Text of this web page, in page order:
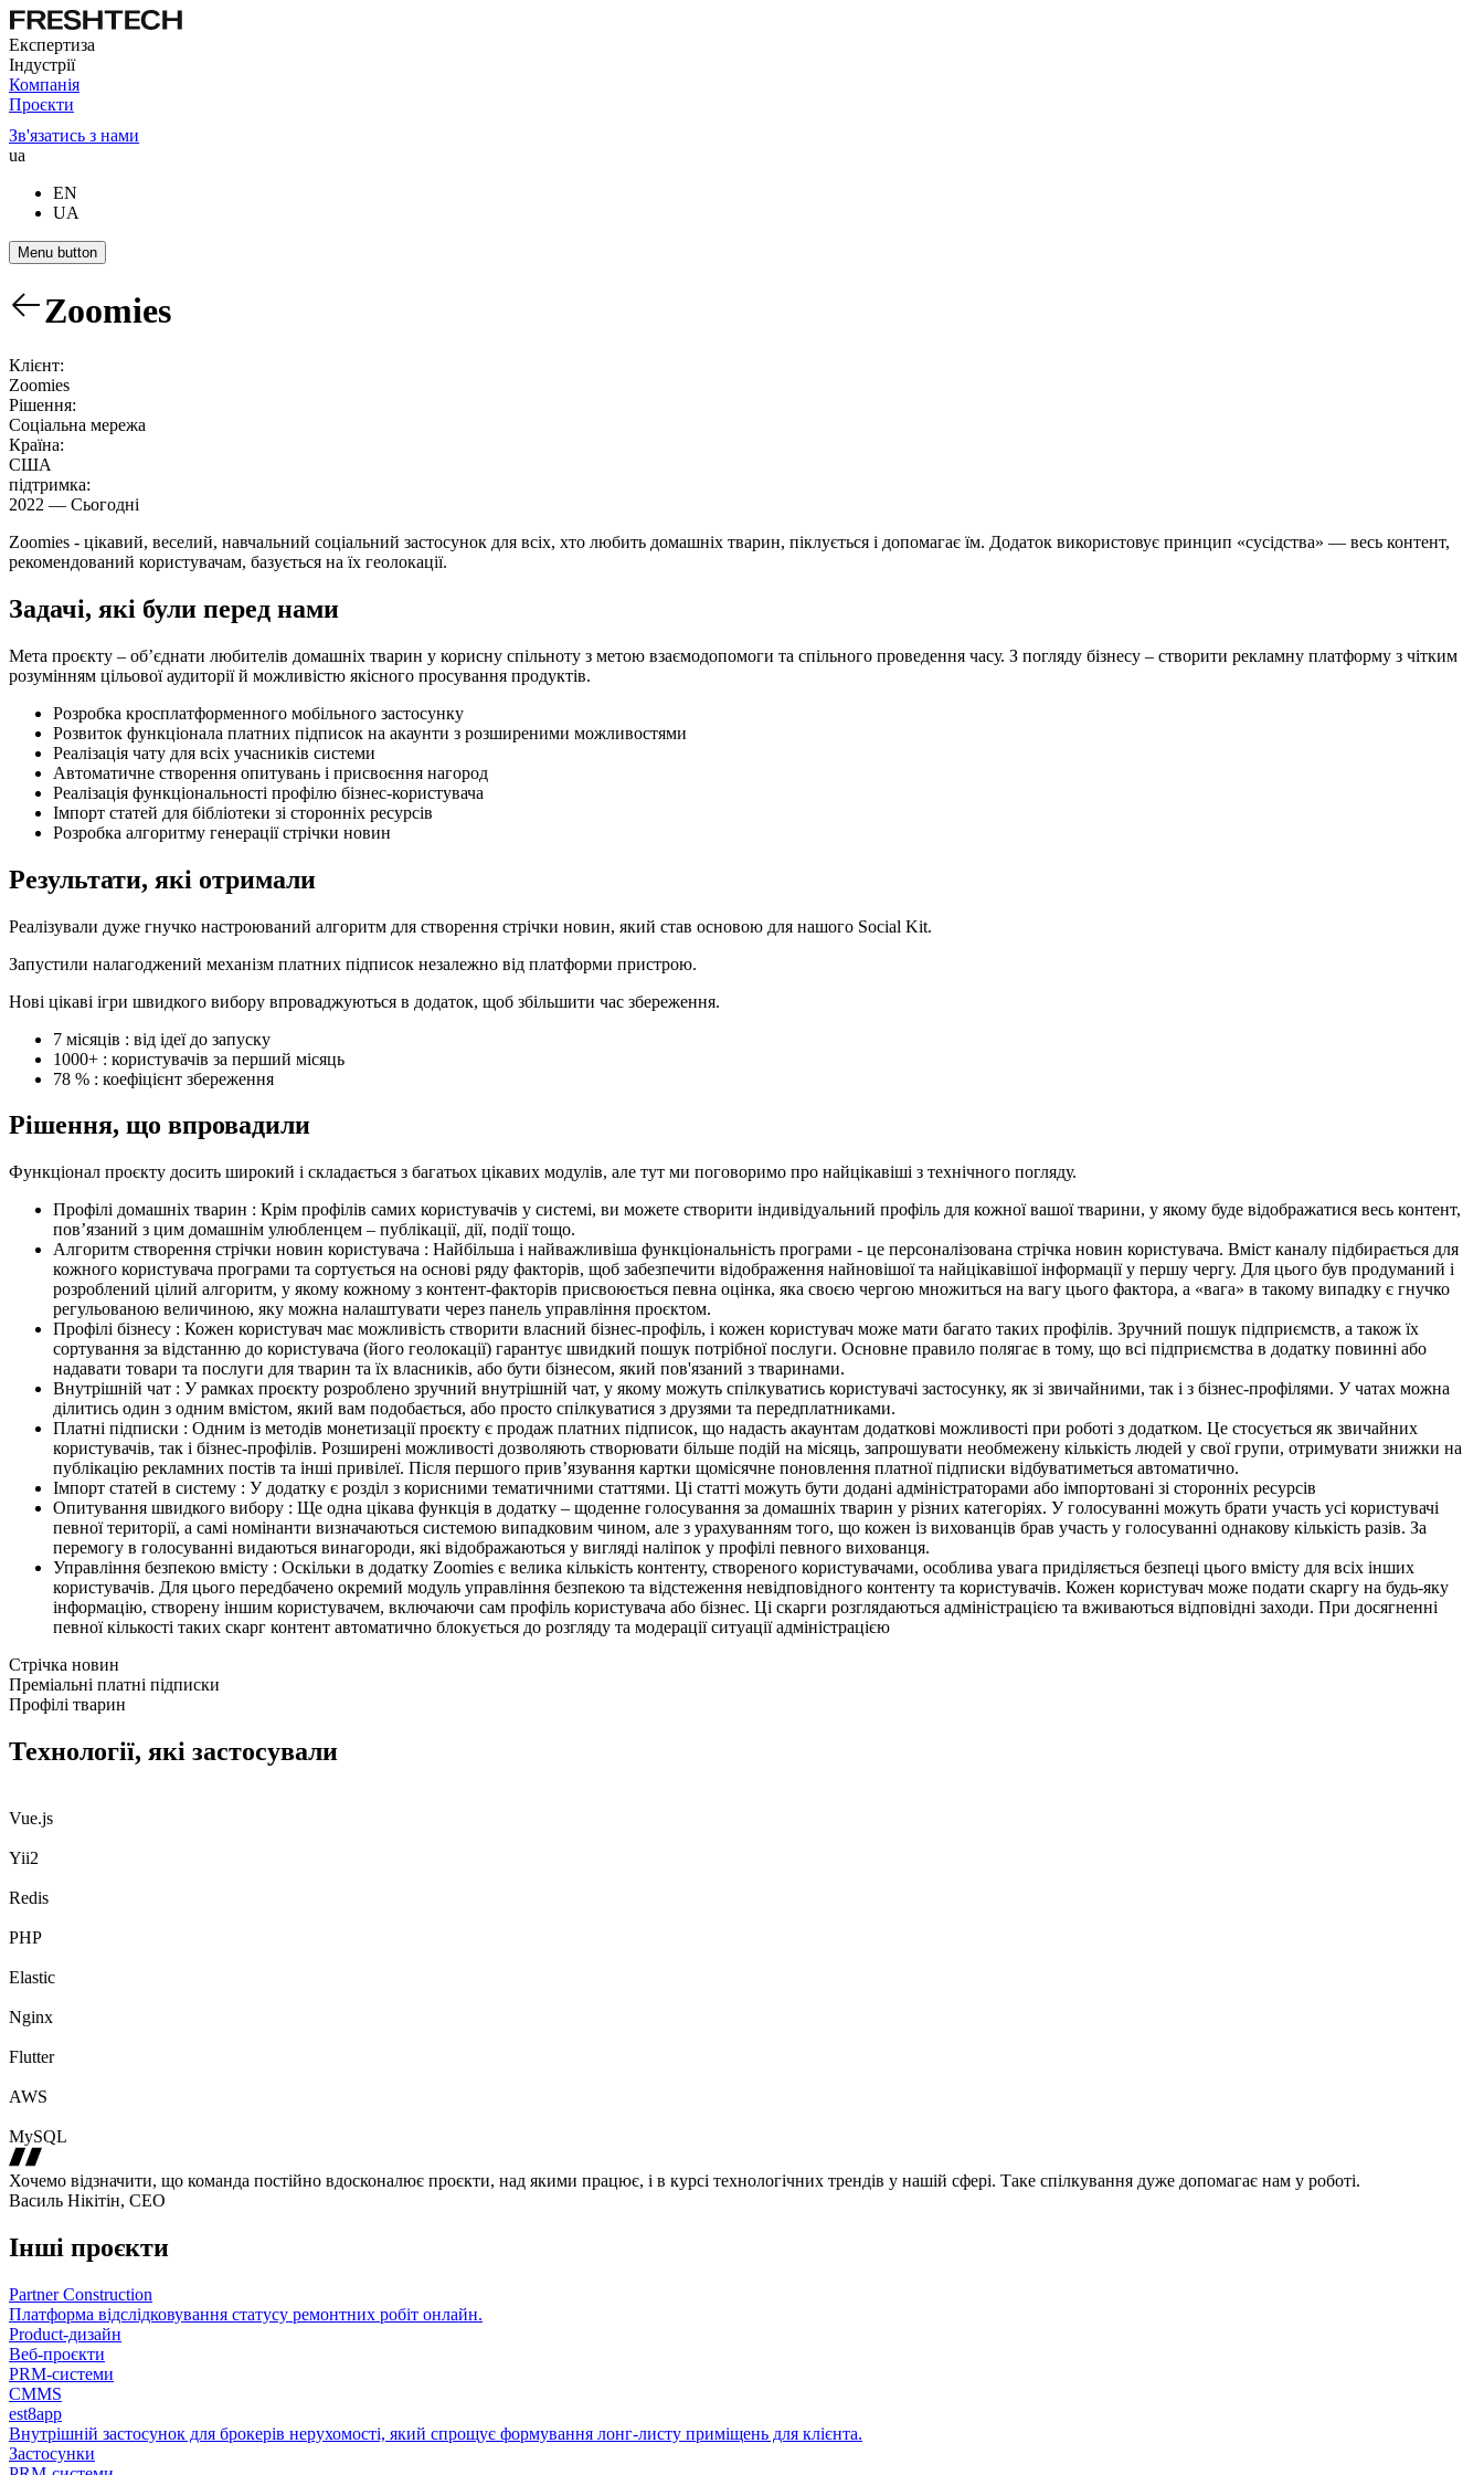
Експертиза
Індустрії
Компанія
Проєкти
Зв'язатись з нами
ua
EN
UA
Menu button
Zoomies
Клієнт:
Zoomies
Рішення:
Соціальна мережа
Країна:
США
підтримка:
2022 — Сьогодні
Zoomies - цікавий, веселий, навчальний соціальний застосунок для всіх, хто любить домашніх тварин, піклується і допомагає їм. Додаток використовує принцип «сусідства» — весь контент,
рекомендований користувачам, базується на їх геолокації.
Задачі, які були перед нами
Мета проєкту – об’єднати любителів домашніх тварин у корисну спільноту з метою взаємодопомоги та спільного проведення часу. З погляду бізнесу – створити рекламну платформу з чітким
розумінням цільової аудиторії й можливістю якісного просування продуктів.
Розробка кросплатформенного мобільного застосунку
Розвиток функціонала платних підписок на акаунти з розширеними можливостями
Реалізація чату для всіх учасників системи
Автоматичне створення опитувань і присвоєння нагород
Реалізація функціональності профілю бізнес-користувача
Імпорт статей для бібліотеки зі сторонніх ресурсів
Розробка алгоритму генерації стрічки новин
Результати, які отримали
Реалізували дуже гнучко настроюваний алгоритм для створення стрічки новин, який став основою для нашого Social Kit.
Запустили налагоджений механізм платних підписок незалежно від платформи пристрою.
Нові цікаві ігри швидкого вибору впроваджуються в додаток, щоб збільшити час збереження.
7 місяців : від ідеї до запуску
1000+ : користувачів за перший місяць
78 % : коефіцієнт збереження
Рішення, що впровадили
Функціонал проєкту досить широкий і складається з багатьох цікавих модулів, але тут ми поговоримо про найцікавіші з технічного погляду.
Профілі домашніх тварин : Крім профілів самих користувачів у системі, ви можете створити індивідуальний профіль для кожної вашої тварини, у якому буде відображатися весь контент,
пов’язаний з цим домашнім улюбленцем – публікації, дії, події тощо.
Алгоритм створення стрічки новин користувача : Найбільша і найважливіша функціональність програми - це персоналізована стрічка новин користувача. Вміст каналу підбирається для
кожного користувача програми та сортується на основі ряду факторів, щоб забезпечити відображення найновішої та найцікавішої інформації у першу чергу. Для цього був продуманий і
розроблений цілий алгоритм, у якому кожному з контент-факторів присвоюється певна оцінка, яка своєю чергою множиться на вагу цього фактора, а «вага» в такому випадку є гнучко
регульованою величиною, яку можна налаштувати через панель управління проєктом.
Профілі бізнесу : Кожен користувач має можливість створити власний бізнес-профіль, і кожен користувач може мати багато таких профілів. Зручний пошук підприємств, а також їх
сортування за відстанню до користувача (його геолокації) гарантує швидкий пошук потрібної послуги. Основне правило полягає в тому, що всі підприємства в додатку повинні або
надавати товари та послуги для тварин та їх власників, або бути бізнесом, який пов'язаний з тваринами.
Внутрішній чат : У рамках проєкту розроблено зручний внутрішній чат, у якому можуть спілкуватись користувачі застосунку, як зі звичайними, так і з бізнес-профілями. У чатах можна
ділитись один з одним вмістом, який вам подобається, або просто спілкуватися з друзями та передплатниками.
Платні підписки : Одним із методів монетизації проєкту є продаж платних підписок, що надасть акаунтам додаткові можливості при роботі з додатком. Це стосується як звичайних
користувачів, так і бізнес-профілів. Розширені можливості дозволяють створювати більше подій на місяць, запрошувати необмежену кількість людей у ​​свої групи, отримувати знижки на
публікацію рекламних постів та інші привілеї. Після першого прив’язування картки щомісячне поновлення платної підписки відбуватиметься автоматично.
Імпорт статей в систему : У додатку є розділ з корисними тематичними статтями. Ці статті можуть бути додані адміністраторами або імпортовані зі сторонніх ресурсів
Опитування швидкого вибору : Ще одна цікава функція в додатку – щоденне голосування за домашніх тварин у різних категоріях. У голосуванні можуть брати участь усі користувачі
певної території, а самі номінанти визначаються системою випадковим чином, але з урахуванням того, що кожен із вихованців брав участь у голосуванні однакову кількість разів. За
перемогу в голосуванні видаються винагороди, які відображаються у вигляді наліпок у профілі певного вихованця.
Управління безпекою вмісту : Оскільки в додатку Zoomies є велика кількість контенту, створеного користувачами, особлива увага приділяється безпеці цього вмісту для всіх інших
користувачів. Для цього передбачено окремий модуль управління безпекою та відстеження невідповідного контенту та користувачів. Кожен користувач може подати скаргу на будь-яку
інформацію, створену іншим користувачем, включаючи сам профіль користувача або бізнес. Ці скарги розглядаються адміністрацією та вживаються відповідні заходи. При досягненні
певної кількості таких скарг контент автоматично блокується до розгляду та модерації ситуації адміністрацією
Стрічка новин
Преміальні платні підписки
Профілі тварин
Технології, які застосували
Vue.js
Yii2
Redis
PHP
Elastic
Nginx
Flutter
AWS
MySQL
Хочемо відзначити, що команда постійно вдосконалює проєкти, над якими працює, і в курсі технологічних трендів у нашій сфері. Таке спілкування дуже допомагає нам у роботі.
Василь Нікітін, CEO
Інші проєкти
Partner Construction
Платформа відслідковування статусу ремонтних робіт онлайн.
Product-дизайн
Веб-проєкти
PRM-системи
CMMS
est8app
Внутрішній застосунок для брокерів нерухомості, який спрощує формування лонг-листу приміщень для клієнта.
Застосунки